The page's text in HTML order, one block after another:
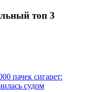
топ 3